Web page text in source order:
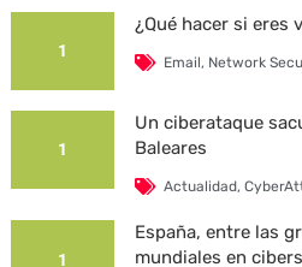
1
¿Qué hacer si eres
Email, Network
1
Un ciberataque
Baleares
Actualidad,
1
España, entre las
mundiales en